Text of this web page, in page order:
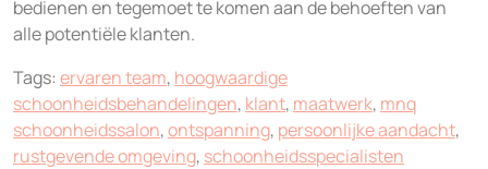
bedienen en tegemoet te komen aan de behoeften van
alle potentiële klanten.
Tags: ervaren team, hoogwaardige
schoonheidsbehandelingen, klant, maatwerk, mnq
schoonheidssalon,ontspanning, persoonlijke aandacht,
rustgevende omgeving, schoonheidsspecialisten